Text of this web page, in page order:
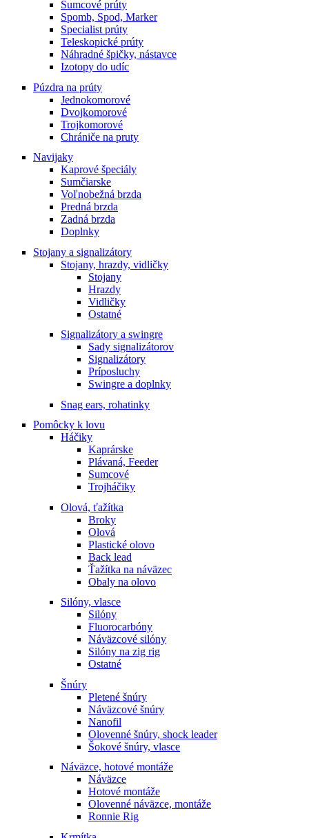
chosen
on
the
product
page
Sumcové prúty
Spomb, Spod, Marker
Specialist prúty
Teleskopické prúty
Náhradné špičky, nástavce
Izotopy do udíc
Púzdra na prúty
Jednokomorové
Dvojkomorové
Trojkomorové
Chrániče na pruty
Navijaky
Kaprové špeciály
Sumčiarske
Voľnobežná brzda
Predná brzda
Zadná brzda
Doplnky
Stojany a signalizátory
Stojany, hrazdy, vidličky
Stojany
Hrazdy
Vidličky
Ostatné
Signalizátory a swingre
Sady signalizátorov
Signalizátory
Príposluchy
Swingre a doplnky
Snag ears, rohatinky
Pomôcky k lovu
Háčiky
Kaprárske
Plávaná, Feeder
Sumcové
Trojháčiky
Olová, ťažítka
Broky
Olová
Plastické olovo
Back lead
Ťažítka na náväzec
Obaly na olovo
Silóny, vlasce
Silóny
Fluorocarbóny
Náväzcové silóny
Silóny na zig rig
Ostatné
Šnúry
Pletené šnúry
Náväzcové šnúry
Nanofil
Olovenné šnúry, shock leader
Šokové šnúry, vlasce
Náväzce, hotové montáže
Náväzce
Hotové montáže
Olovenné náväzce, montáže
Ronnie Rig